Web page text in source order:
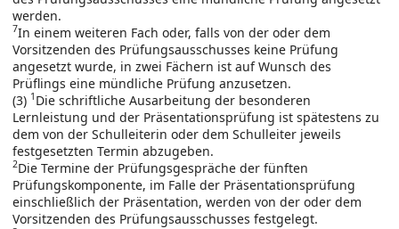
werden.
7In einem weiteren Fach oder, falls von der oder dem
Vorsitzenden des Prüfungsausschusses keine Prüfung
angesetzt wurde, in zwei Fächern ist auf Wunsch des
Prüflings eine mündliche Prüfung anzusetzen.
(3) 1 Die schriftliche Ausarbeitung der besonderen
Lernleistung und der Präsentationsprüfung ist spätestens zu
dem von der Schulleiterin oder dem Schulleiter jeweils
festgesetzten Termin abzugeben.
2Die Termine der Prüfungsgespräche der fünften
Prüfungskomponente, im Falle der Präsentationsprüfung
einschließlich der Präsentation, werden von der oder dem
Vorsitzenden des Prüfungsausschusses festgelegt.